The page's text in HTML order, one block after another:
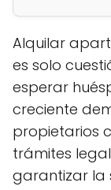
Alquilar
es solo
esperar
creciente
propietarios
trámites
garantizar la